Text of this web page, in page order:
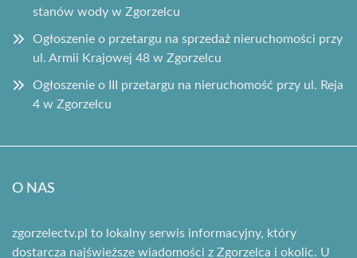
stanów wody w Zgorzelcu
Ogłoszenie o przetargu na sprzedaż nieruchomości przy
ul. Armii Krajowej 48 w Zgorzelcu
Ogłoszenie o III przetargu na nieruchomość przy ul. Reja
4 w Zgorzelcu
O NAS
zgorzelectv.pl to lokalny serwis informacyjny, który
dostarcza najświeższe wiadomości z Zgorzelca i okolic. U